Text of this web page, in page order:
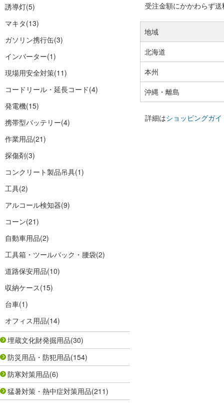
誘導灯(5)
マキタ(13)
ガソリン携行缶(3)
インバーター(1)
現場用安全対策(11)
コードリール・延長コード(4)
発電機(15)
携帯型バッテリー(4)
作業用品(21)
探傷剤(3)
コンクリート製品吊具(1)
工具(2)
アルコール検知器(9)
コーン(21)
自動車用品(2)
工具箱・ツールバック・腰袋(2)
道路保安用品(10)
収納ケース(15)
台車(1)
オフィス用品(14)
埋蔵文化財発掘用品(30)
防災用品・防犯用品(154)
防寒対策用品(6)
猛暑対策・熱中症対策用品(211)
受注金額にかかわらず
地域
北海道
本州
沖縄・離島
詳細はショッピングガイ